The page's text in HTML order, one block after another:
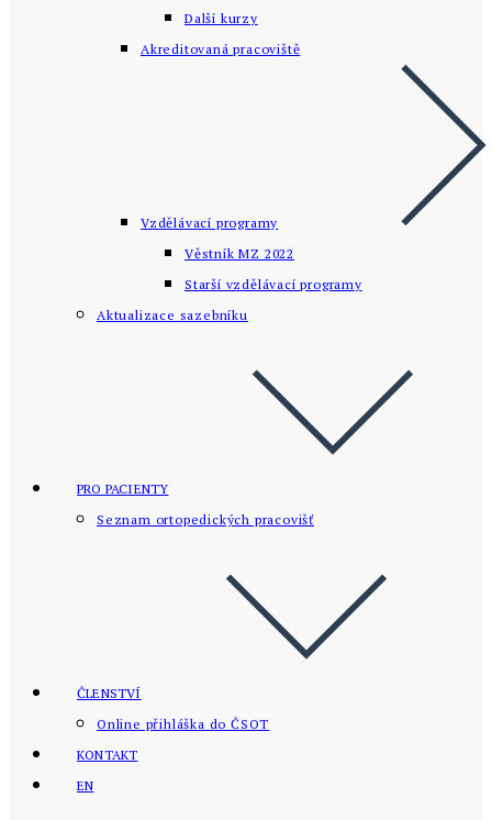
Další kurzy
Akreditovaná pracoviště
Vzdělávací programy
Věstník MZ 2022
Starší vzdělávací­ programy
Aktualizace sazebníku
PRO PACIENTY
Seznam ortopedických pracovišť
ČLENSTVÍ
Online přihláška do ČSOT
KONTAKT
EN